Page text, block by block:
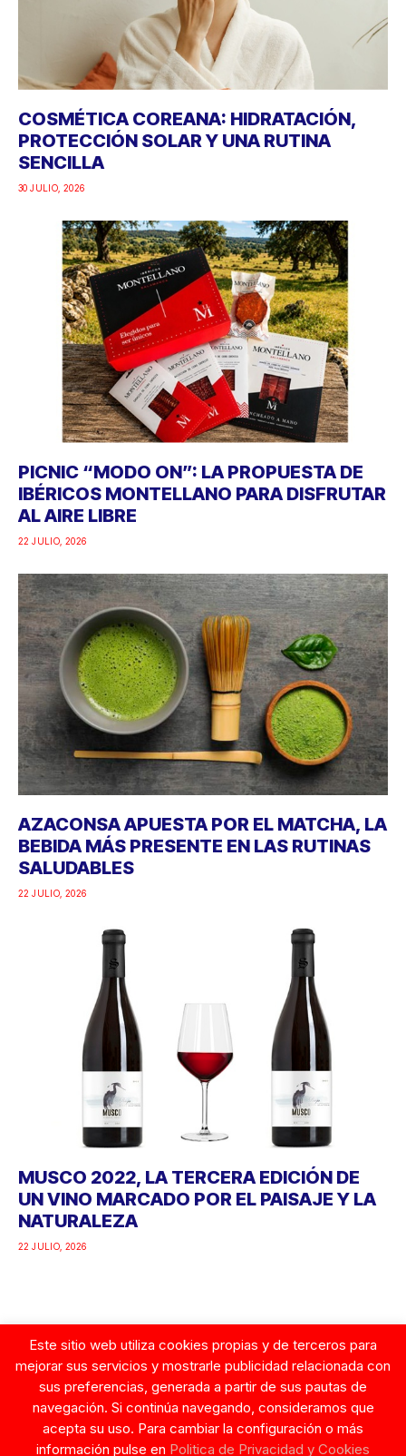
COSMÉTICA COREANA: HIDRATACIÓN,
PROTECCIÓN SOLAR Y UNA RUTINA
SENCILLA
30 JULIO, 2026
PICNIC “MODO ON”: LA PROPUESTA DE
IBÉRICOS MONTELLANO PARA DISFRUTAR
AL AIRE LIBRE
22 JULIO, 2026
AZACONSA APUESTA POR EL MATCHA, LA
BEBIDA MÁS PRESENTE EN LAS RUTINAS
SALUDABLES
22 JULIO, 2026
MUSCO 2022, LA TERCERA EDICIÓN DE
UN VINO MARCADO POR EL PAISAJE Y LA
NATURALEZA
22 JULIO, 2026
Google
Este sitio web utiliza cookies propias y de terceros para
mejorar sus servicios y mostrarle publicidad relacionada con
sus preferencias, generada a partir de sus pautas de
navegación. Si continúa navegando, consideramos que
acepta su uso. Para cambiar la configuración o más
información pulse en Politica de Privacidad y Cookies